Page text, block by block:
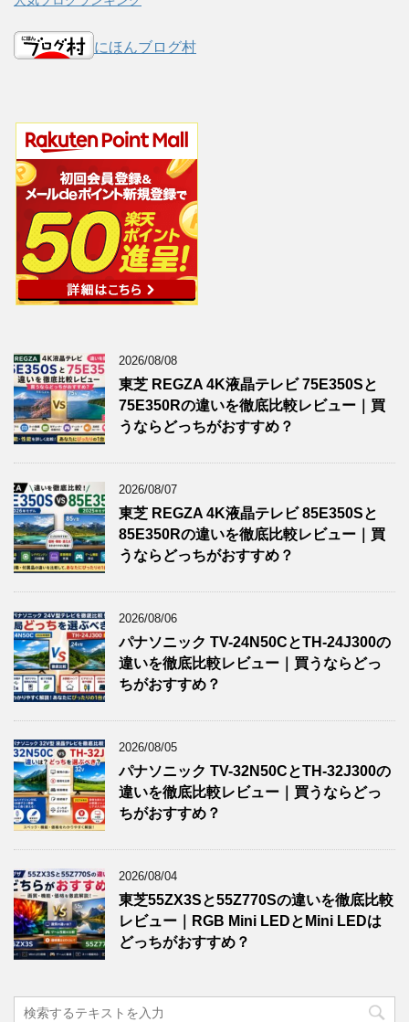
にほんブログ村
2026/08/08
東芝 REGZA 4K液晶テレビ 75E350Sと
75E350Rの違いを徹底比較レビュー｜買
うならどっちがおすすめ？
2026/08/07
東芝 REGZA 4K液晶テレビ 85E350Sと
85E350Rの違いを徹底比較レビュー｜買
うならどっちがおすすめ？
2026/08/06
パナソニック TV-24N50CとTH-24J300の
違いを徹底比較レビュー｜買うならどっ
ちがおすすめ？
2026/08/05
パナソニック TV-32N50CとTH-32J300の
違いを徹底比較レビュー｜買うならどっ
ちがおすすめ？
2026/08/04
東芝55ZX3Sと55Z770Sの違いを徹底比較
レビュー｜RGB Mini LEDとMini LEDは
どっちがおすすめ？